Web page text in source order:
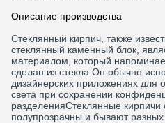
Описание производства
Стеклянный кирпич, также
стеклянный каменный блок,
материалом, который
сделан из стекла.Он обычно
дизайнерских приложениях для
света при сохранении
разделенияСтеклянные
полупрозрачны и бывают разных